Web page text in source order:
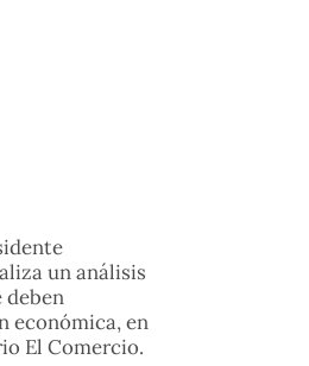
un análisis
deben
económica, en
El Comercio.